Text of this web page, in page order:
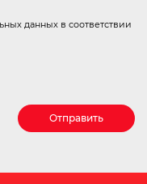
данных в соответствии
Отправить